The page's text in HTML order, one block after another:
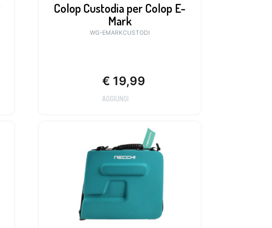
Colop Custodia per Colop E-
Mark
WG-EMARKCUSTODI
€ 19,99
AGGIUNGI